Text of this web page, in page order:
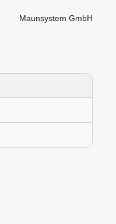
Maunsystem GmbH